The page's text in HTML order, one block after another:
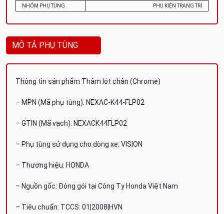
NHÓM PHỤ TÙNG
PHỤ KIỆN TRANG TRÍ
MÔ TẢ PHỤ TÙNG
Thông tin sản phẩm Thảm lót chân (Chrome)
– MPN (Mã phụ tùng): NEXAC-K44-FLP02
– GTIN (Mã vạch): NEXACK44FLP02
– Phụ tùng sử dụng cho dòng xe: VISION
– Thương hiệu: HONDA
– Nguồn gốc: Đóng gói tại Công Ty Honda Việt Nam
– Tiêu chuẩn: TCCS: 01|2008|HVN